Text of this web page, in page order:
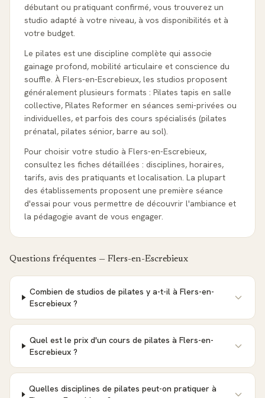
débutant ou pratiquant confirmé, vous trouverez un
studio adapté à votre niveau, à vos disponibilités et à
votre budget.
Le pilates est une discipline complète qui associe
gainage profond, mobilité articulaire et conscience du
souffle. À Flers-en-Escrebieux, les studios proposent
généralement plusieurs formats : Pilates tapis en salle
collective, Pilates Reformer en séances semi-privées ou
individuelles, et parfois des cours spécialisés (pilates
prénatal, pilates sénior, barre au sol).
Pour choisir votre studio à Flers-en-Escrebieux,
consultez les fiches détaillées : disciplines, horaires,
tarifs, avis des pratiquants et localisation. La plupart
des établissements proposent une première séance
d'essai pour vous permettre de découvrir l'ambiance et
la pédagogie avant de vous engager.
Questions fréquentes — Flers-en-Escrebieux
Combien de studios de pilates y a-t-il à Flers-en-
Escrebieux ?
Quel est le prix d'un cours de pilates à Flers-en-
Escrebieux ?
Quelles disciplines de pilates peut-on pratiquer à